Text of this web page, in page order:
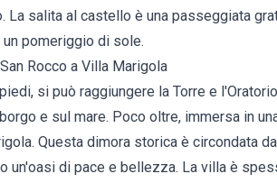
La salita al castello è una passeggiata
pomeriggio di sole.
Rocco a Villa Marigola
si può raggiungere la Torre e
e sul mare. Poco oltre, immersa in
Questa dimora storica è circondata
un'oasi di pace e bellezza. La villa è